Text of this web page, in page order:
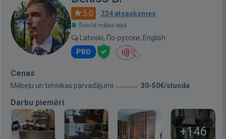
5.0 · 234 atsauksmes
Šobrīd mājas lapā
Latviski, По-русски, English
PRO
Cenas
Mēbeļu un tehnikas pārvadājumi 30-50€/stunda
Darbu piemēri
+146